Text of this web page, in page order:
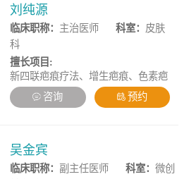
小儿脑瘫、顽固性皮肤病、久不愈合溃
疡、心脑血管病、中风后遗症、糖尿
病、痛风及痛风结石、慢性咳嗽、慢性
胃炎、慢性肠炎、肾病综合征、精神分
裂症、帕金森氏症、抑郁症、肥胖症等
疾病，擅长通过中药内服调理及针灸埋
线治疗小针刀治疗各疾病，具有丰富的
临床经验。
刘纯源
临床职称： 主治医师 科室： 皮肤
科
擅长项目:
新四联疤痕疗法、增生疤痕、色素疤
痕、妊娠纹修复、凹陷疤痕及痘坑痘印
修复、手术疤痕修复。
咨询 预约
吴金宾
临床职称： 副主任医师 科室：微创